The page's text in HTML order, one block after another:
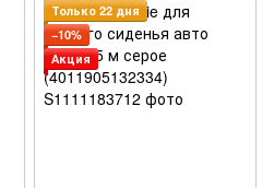
Только 22 дня
−10%
Акция